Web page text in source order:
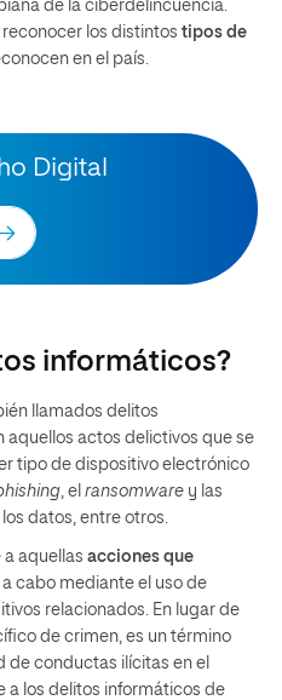
de la ciberdelincuencia.
los distintos tipos de
en el país.
Digital
informáticos?
llamados delitos
actos delictivos que se
tipo de dispositivo electrónico
, el ransomware y las
datos, entre otros.
aquellas acciones que
a cabo mediante el uso de
relacionados. En lugar de
de crimen, es un término
de conductas ilícitas en el
a los delitos informáticos de